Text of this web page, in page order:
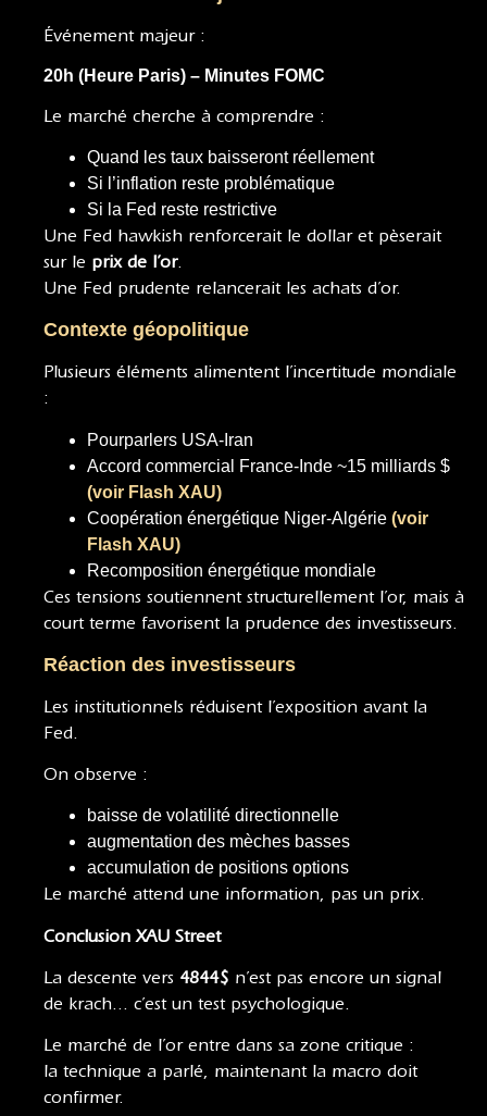
Événement majeur :
20h (Heure Paris) – Minutes FOMC
Le marché cherche à comprendre :
Quand les taux baisseront réellement
Si l’inflation reste problématique
Si la Fed reste restrictive
Une Fed hawkish renforcerait le dollar et pèserait
sur le prix de l’or.
Une Fed prudente relancerait les achats d’or.
Contexte géopolitique
Plusieurs éléments alimentent l’incertitude mondiale
:
Pourparlers USA-Iran
Accord commercial France-Inde ~15 milliards $
(voir Flash XAU)
Coopération énergétique Niger-Algérie (voir
Flash XAU)
Recomposition énergétique mondiale
Ces tensions soutiennent structurellement l’or, mais à
court terme favorisent la prudence des investisseurs.
Réaction des investisseurs
Les institutionnels réduisent l’exposition avant la
Fed.
On observe :
baisse de volatilité directionnelle
augmentation des mèches basses
accumulation de positions options
Le marché attend une information, pas un prix.
Conclusion XAU Street
La descente vers 4844$ n’est pas encore un signal
de krach… c’est un test psychologique.
Le marché de l’or entre dans sa zone critique :
la technique a parlé, maintenant la macro doit
confirmer.